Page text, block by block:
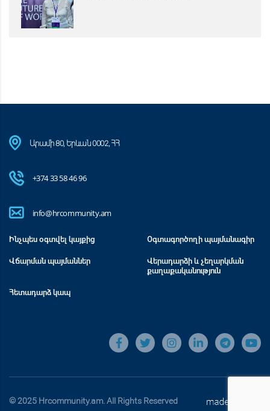
Արամի 80, Երևան 0002, ՀՀ
+374 33 58 46 96
info@hrcommunity.am
Ինչպես օգտվել կայքից
Օգտագործողի պայմանագիր
Վճարման պայմաններ
Վերադարձի և չեղարկման
քաղաքականություն
Հետադարձ կապ
© 2025 Hrcommunity.am. All Rights Reserved